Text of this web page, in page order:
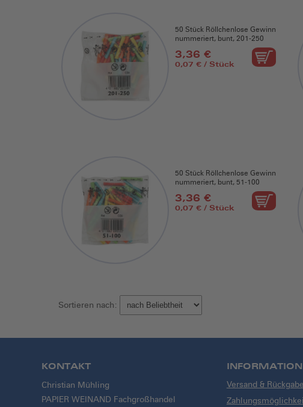
50 Stück Röllchenlose Gewinn
nummeriert, bunt, 201-250
3,36 €
0,07 € / Stück
50 Stück Röllchenlose Gewinn
nummeriert, bunt, 51-100
3,36 €
0,07 € / Stück
Sortieren nach:
KONTAKT
Christian Mühling
PAPIER WEINAND Fachgroßhandel
Versand & Rückgabe